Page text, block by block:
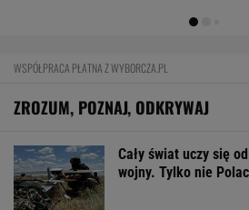
WSPÓŁPRACA PŁATNA Z WYBORCZA.PL
ZROZUM, POZNAJ, ODKRYWAJ
Cały świat uczy się
wojny. Tylko nie